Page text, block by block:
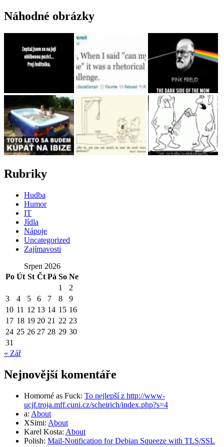
Náhodné obrázky
Rubriky
Hudba
Humor
IT
Jídla
Nápoje
Uncategorized
Zajímavosti
Srpen 2026
Po Út St Čt Pá So Ne
1
2
3
4 5 6 7 8
9
10 11 12 13 14 15 16
17 18 19 20 21 22 23
24 25 26 27 28 29 30
31
« Zář
Nejnovější komentáře
Homorné as Fuck: To nejlepší z http://www-
ucjf.troja.mff.cuni.cz/scheirich/index.php?s=4
a: About
XSimi: About
Karel Kosta: About
Polish: Mail-Notification for Debian Squeeze with TLS/SSL